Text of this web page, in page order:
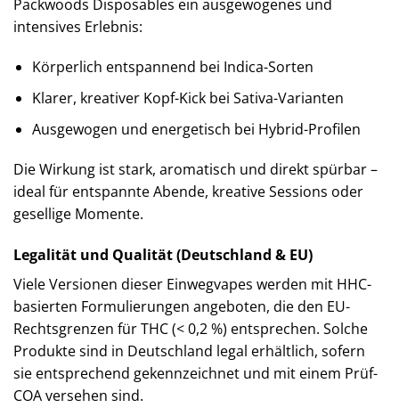
Packwoods Disposables ein ausgewogenes und
intensives Erlebnis:
Körperlich entspannend bei Indica-Sorten
Klarer, kreativer Kopf-Kick bei Sativa-Varianten
Ausgewogen und energetisch bei Hybrid-Profilen
Die Wirkung ist stark, aromatisch und direkt spürbar –
ideal für entspannte Abende, kreative Sessions oder
gesellige Momente.
Legalität und Qualität (Deutschland & EU)
Viele Versionen dieser Einwegvapes werden mit HHC-
basierten Formulierungen angeboten, die den EU-
Rechtsgrenzen für THC (< 0,2 %) entsprechen. Solche
Produkte sind in Deutschland legal erhältlich, sofern
sie entsprechend gekennzeichnet und mit einem Prüf-
COA versehen sind.